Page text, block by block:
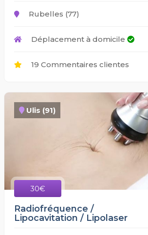
Rubelles (77)
Déplacement à domicile
19 Commentaires clientes
Ulis (91)
30€
Radiofréquence /
Lipocavitation / Lipolaser